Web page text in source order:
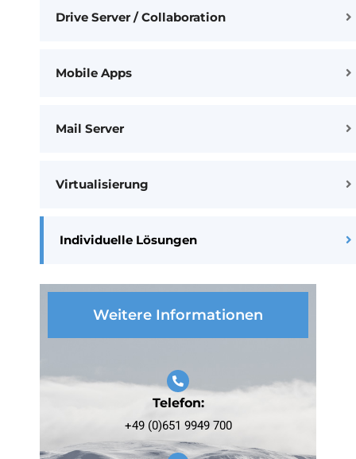
Drive Server / Collaboration
Mobile Apps
Mail Server
Virtualisierung
Individuelle Lösungen
Weitere Informationen
+49 (0)651 9949 700
Telefon: